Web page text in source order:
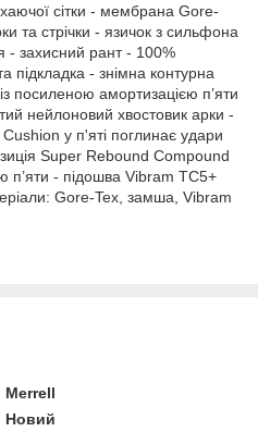
сітки - мембрана Gore-
та стрічки - язичок з сильфона
- захисний рант - 100%
підкладка - знімна контурна
посиленою амортизацією п’яти
нейлоновий хвостовик арки -
у п'яті поглинає удари
Super Rebound Compound
п’яти - підошва Vibram TC5+
Gore-Tex, замша, Vibram
Merrell
Новий